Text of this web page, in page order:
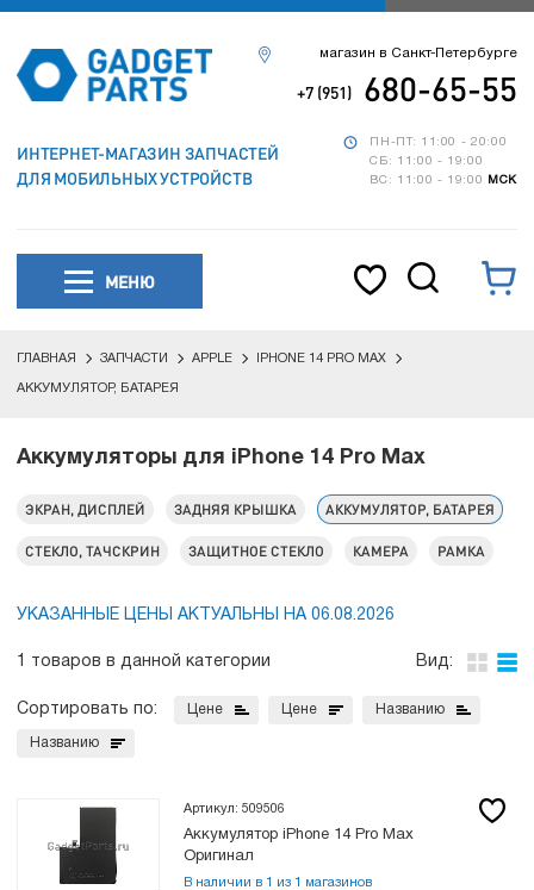
ИНТЕРНЕТ-МАГАЗИН ЗАПЧАСТЕЙ
ДЛЯ МОБИЛЬНЫХ УСТРОЙСТВ
ПН-ПТ: 11:00 - 20:00
СБ: 11:00 - 19:00
ВС: 11:00 - 19:00
МСК
магазин в Санкт-Петербурге
+7 (951) 680-65-55
МЕНЮ
ГЛАВНАЯ ЗАПЧАСТИ APPLE IPHONE 14 PRO MAX
АККУМУЛЯТОР, БАТАРЕЯ
Аккумуляторы для iPhone 14 Pro Max
ЭКРАН, ДИСПЛЕЙ ЗАДНЯЯ КРЫШКА АККУМУЛЯТОР, БАТАРЕЯ
СТЕКЛО, ТАЧСКРИН ЗАЩИТНОЕ СТЕКЛО КАМЕРА РАМКА
УКАЗАННЫЕ ЦЕНЫ АКТУАЛЬНЫ НА 06.08.2026
1 товаров в данной категории Вид:
Сортировать по: Цене Цене Названию
Названию
Артикул: 509506
Аккумулятор iPhone 14 Pro Max
Оригинал
В наличии в 1 из 1 магазинов